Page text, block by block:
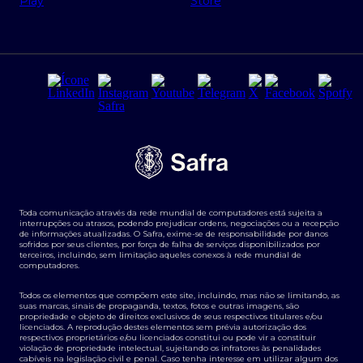
Regras e Parâmetros de Atuação Banco Safra
Segurança da Informação
Tarifas e serviços Pessoa Física
Transparência de remuneração
Termos e Condições para Portabilidade de Investimento
Derivativos
Agronegócios
Toda comunicação através da rede mundial de computadores está sujeita a
interrupções ou atrasos, podendo prejudicar ordens, negociações ou a recepção
de informações atualizadas. O Safra, exime-se de responsabilidade por danos
sofridos por seus clientes, por força de falha de serviços disponibilizados por
terceiros, incluindo, sem limitação aqueles conexos à rede mundial de
computadores.
Todos os elementos que compõem este site, incluindo, mas não se limitando, as
suas marcas, sinais de propaganda, textos, fotos e outras imagens, são
propriedade e objeto de direitos exclusivos de seus respectivos titulares e/ou
licenciados. A reprodução destes elementos sem prévia autorização dos
respectivos proprietários e/ou licenciados constitui ou pode vir a constituir
violação de propriedade intelectual, sujeitando os infratores às penalidades
cabíveis na legislação civil e penal. Caso tenha interesse em utilizar algum dos